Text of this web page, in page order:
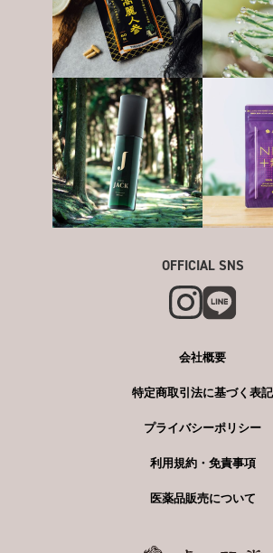
OFFICIAL SNS
会社概要
特定商取引法に基づく表記
プライバシーポリシー
利用規約・免責事項
医薬品販売について